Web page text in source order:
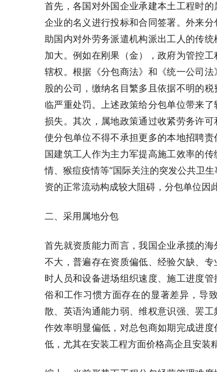
首先，各国对外国企业承建本土工程时
企业的名义进行投标和合同签署。外来
助国内对外劳务派遣机构派出工人的传
加大。例如在刚果（金），政府为管控
辖权。根据《分包商法》和《统一公司
股的公司，缴纳名目繁多且依据不明的
临严重处罚。上述政策给分包单位带来
损失。其次，属地政策通过收紧劳务许
使分包单位不得不承担更多的本地招聘
国建筑工人作为主力军提高施工效率的
情、猴痘疫情等“国际关注的突发公共卫
资的正常流动构成较大阻碍，分包单位因
二、采用属地分包
首先就资质能力而言，我国企业承揽的
不大，普遍存在资质偏低、经验欠缺、
时人员和设备进场组织速度、施工进度
俗和工作习惯方面存在的显著差异，导
散、英语沟通能力弱、维权意识强、罢
作效率明显偏低，对总包商如期完成进
低，尤其在安装工程方面价格高企且安装